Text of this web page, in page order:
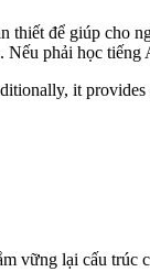
để giúp cho
phải học tiếng
it
vững lại cấu trúc